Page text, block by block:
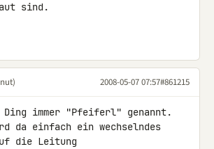
sind.
2008-05-07 07:57#861215
Ding immer "Pfeiferl" genannt.
da einfach ein wechselndes
die Leitung